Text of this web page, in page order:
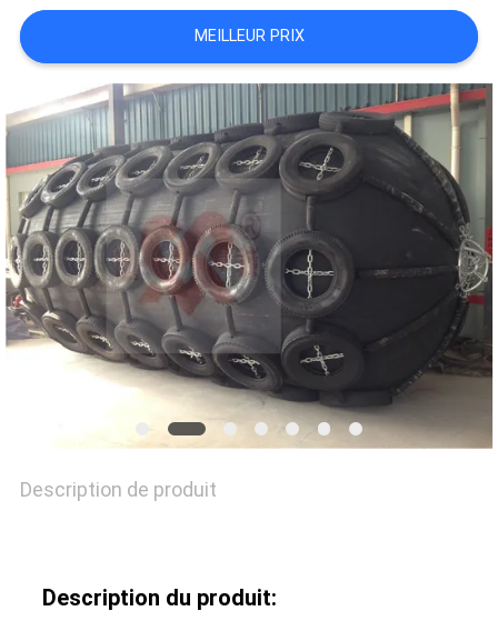
VISITE
D'USINE
CONTRÔLE
DE
QUALITÉ
CONTACTEZ-
NOUVELLES
MEILLEUR PRIX
Description de produit
Description du produit: